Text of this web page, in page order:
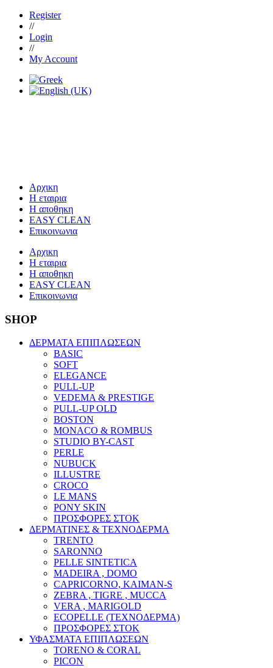
Register
//
Login
//
My Account
Αρχικη
Η εταιρια
Η αποθηκη
EASY CLEAN
Επικοινωνια
Αρχικη
Η εταιρια
Η αποθηκη
EASY CLEAN
Επικοινωνια
SHOP
ΔΕΡΜΑΤΑ ΕΠΙΠΛΩΣΕΩΝ
BASIC
SOFT
ELEGANCE
PULL-UP
VEDEMA & PRESTIGE
PULL-UP OLD
BOSTON
MONACO & ROMBUS
STUDIO BY-CAST
PERLE
NUBUCK
ILLUSTRE
CROCO
LE MANS
PONY SKIN
ΠΡΟΣΦΟΡΕΣ ΣΤΟΚ
ΔΕΡΜΑΤΙΝΕΣ & ΤΕΧΝΟΔΕΡΜΑ
TRENTO
SARONNO
PELLE SINTETICA
MADEIRA , DOMO
CAPRICORNO, KAIMAN-S
ZEBRA , TIGRE , MUCCA
VERA , MARIGOLD
ECOPELLE (ΤΕΧΝΟΔΕΡΜΑ)
ΠΡΟΣΦΟΡΕΣ ΣΤΟΚ
ΥΦΑΣΜΑΤΑ ΕΠΙΠΛΩΣΕΩΝ
TORENO & CORAL
PICON